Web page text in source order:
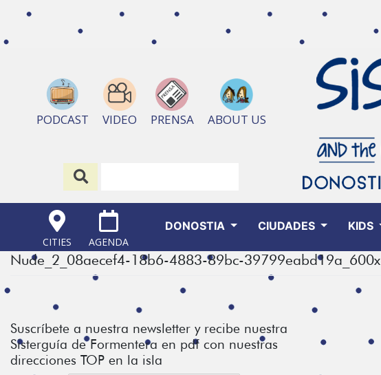
PODCAST VIDEO PRENSA ABOUT US
CITIES AGENDA
DONOSTIA CIUDADES KIDS
Nude_2_08aecef4-18b6-4883-89bc-39799eabd19a_600x
Suscríbete a nuestra newsletter y recibe nuestra
Sisterguía de Formentera en pdf con nuestras
direcciones TOP en la isla